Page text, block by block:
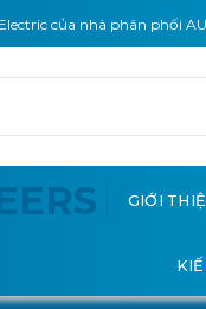
của nhà phân phối
GIỚI